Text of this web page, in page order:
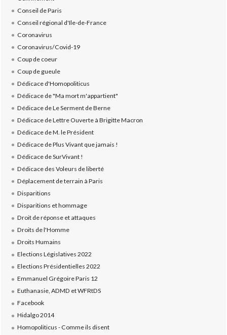
Conseil de Paris
Conseil régional d'Ile-de-France
Coronavirus
Coronavirus/Covid-19
Coup de coeur
Coup de gueule
Dédicace d'Homopoliticus
Dédicace de "Ma mort m'appartient"
Dédicace de Le Serment de Berne
Dédicace de Lettre Ouverte à Brigitte Macron
Dédicace de M. le Président
Dédicace de Plus Vivant que jamais !
Dédicace de SurVivant !
Dédicace des Voleurs de liberté
Déplacement de terrain à Paris
Disparitions
Disparitions et hommage
Droit de réponse et attaques
Droits de l'Homme
Droits Humains
Elections Législatives 2022
Elections Présidentielles 2022
Emmanuel Grégoire Paris 12
Euthanasie, ADMD et WFRtDS
Facebook
Hidalgo 2014
Homopoliticus - Comme ils disent